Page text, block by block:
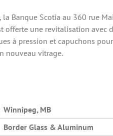
la Banque Scotia au 360 rue
offerte une revitalisation avec
à pression et capuchons pour
nouveau vitrage.
Winnipeg, MB
Border Glass & Aluminum